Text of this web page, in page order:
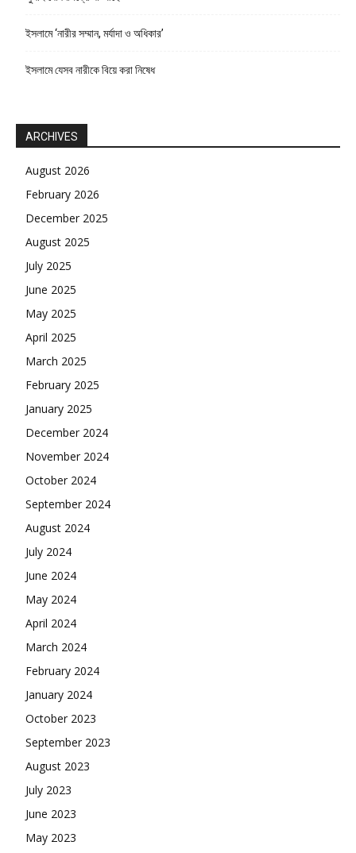
ইসলামে ‘নারীর সম্মান, মর্যাদা ও অধিকার’
ইসলামে যেসব নারীকে বিয়ে করা নিষেধ
ARCHIVES
August 2026
February 2026
December 2025
August 2025
July 2025
June 2025
May 2025
April 2025
March 2025
February 2025
January 2025
December 2024
November 2024
October 2024
September 2024
August 2024
July 2024
June 2024
May 2024
April 2024
March 2024
February 2024
January 2024
October 2023
September 2023
August 2023
July 2023
June 2023
May 2023